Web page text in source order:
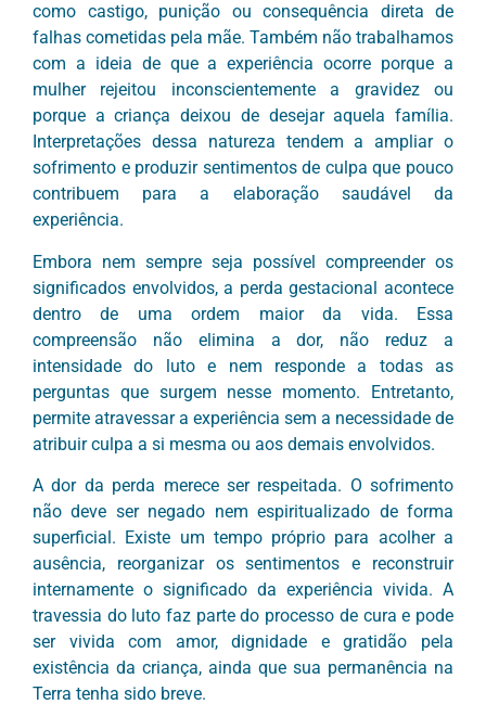
como castigo, punição ou consequência direta de
falhas cometidas pela mãe. Também não trabalhamos
com a ideia de que a experiência ocorre porque a
mulher rejeitou inconscientemente a gravidez ou
porque a criança deixou de desejar aquela família.
Interpretações dessa natureza tendem a ampliar o
sofrimento e produzir sentimentos de culpa que pouco
contribuem para a elaboração saudável da
experiência.
Embora nem sempre seja possível compreender os
significados envolvidos, a perda gestacional acontece
dentro de uma ordem maior da vida. Essa
compreensão não elimina a dor, não reduz a
intensidade do luto e nem responde a todas as
perguntas que surgem nesse momento. Entretanto,
permite atravessar a experiência sem a necessidade de
atribuir culpa a si mesma ou aos demais envolvidos.
A dor da perda merece ser respeitada. O sofrimento
não deve ser negado nem espiritualizado de forma
superficial. Existe um tempo próprio para acolher a
ausência, reorganizar os sentimentos e reconstruir
internamente o significado da experiência vivida. A
travessia do luto faz parte do processo de cura e pode
ser vivida com amor, dignidade e gratidão pela
existência da criança, ainda que sua permanência na
Terra tenha sido breve.